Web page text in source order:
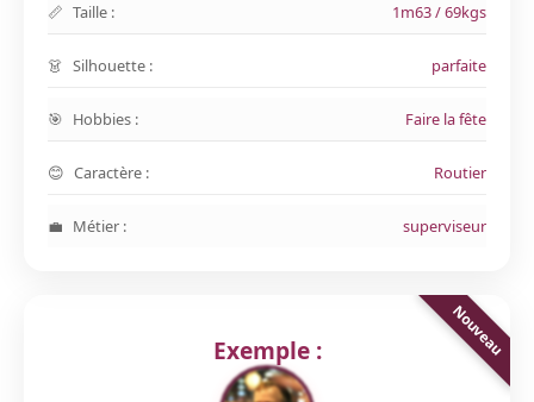
Taille : 1m63 / 69kgs
Silhouette : parfaite
Hobbies : Faire la fête
Caractère : Routier
Métier : superviseur
Exemple :